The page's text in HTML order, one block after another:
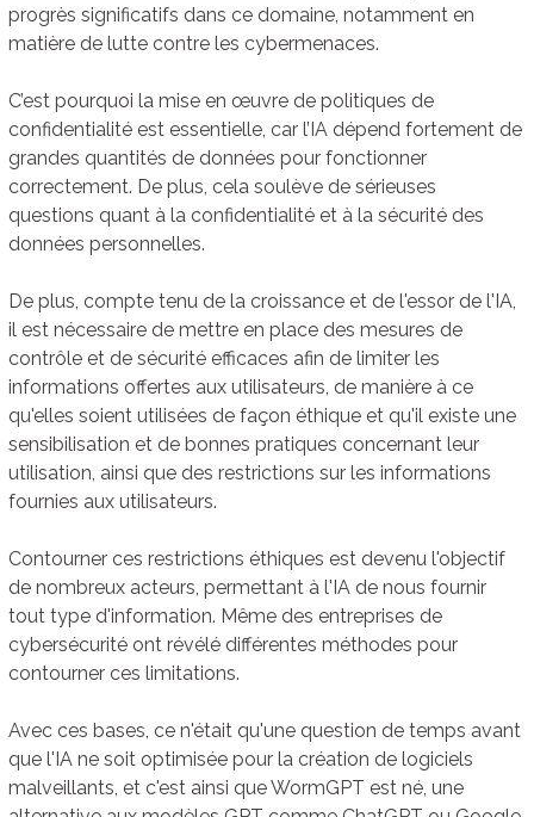
progrès significatifs dans ce domaine, notamment en
matière de lutte contre les cybermenaces.
C’est pourquoi la mise en œuvre de politiques de
confidentialité est essentielle, car l’IA dépend fortement de
grandes quantités de données pour fonctionner
correctement. De plus, cela soulève de sérieuses
questions quant à la confidentialité et à la sécurité des
données personnelles.
De plus, compte tenu de la croissance et de l'essor de l'IA,
il est nécessaire de mettre en place des mesures de
contrôle et de sécurité efficaces afin de limiter les
informations offertes aux utilisateurs, de manière à ce
qu'elles soient utilisées de façon éthique et qu'il existe une
sensibilisation et de bonnes pratiques concernant leur
utilisation, ainsi que des restrictions sur les informations
fournies aux utilisateurs.
Contourner ces restrictions éthiques est devenu l'objectif
de nombreux acteurs, permettant à l'IA de nous fournir
tout type d'information. Même des entreprises de
cybersécurité ont révélé différentes méthodes pour
contourner ces limitations.
Avec ces bases, ce n'était qu'une question de temps avant
que l'IA ne soit optimisée pour la création de logiciels
malveillants, et c'est ainsi que WormGPT est né, une